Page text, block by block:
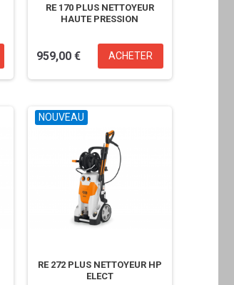
450X
€
RE 170 PLUS NETTOYEUR
HAUTE PRESSION
959,00 € ACHETER
NOUVEAU
RE 272 PLUS NETTOYEUR HP
ELECT